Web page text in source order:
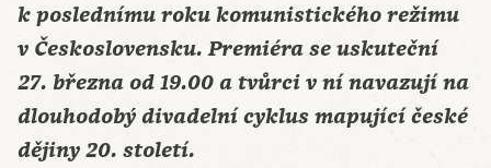
k poslednímu roku komunistického režimu
v Československu. Premiéra se uskuteční
27. března od 19.00 a tvůrci v ní navazují na
dlouhodobý divadelní cyklus mapující české
dějiny 20. století.